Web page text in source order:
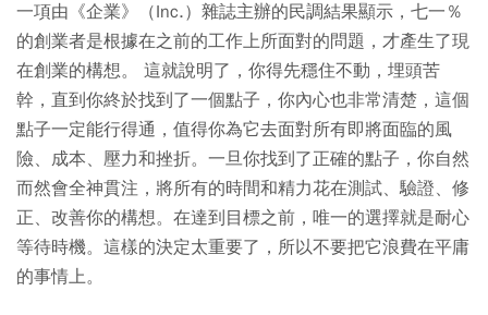
一項由《企業》（Inc.）雜誌主辦的民調結果顯示，七一％
的創業者是根據在之前的工作上所面對的問題，才產生了現
在創業的構想。 這就說明了，你得先穩住不動，埋頭苦
幹，直到你終於找到了一個點子，你內心也非常清楚，這個
點子一定能行得通，值得你為它去面對所有即將面臨的風
險、成本、壓力和挫折。一旦你找到了正確的點子，你自然
而然會全神貫注，將所有的時間和精力花在測試、驗證、修
正、改善你的構想。在達到目標之前，唯一的選擇就是耐心
等待時機。這樣的決定太重要了，所以不要把它浪費在平庸
的事情上。